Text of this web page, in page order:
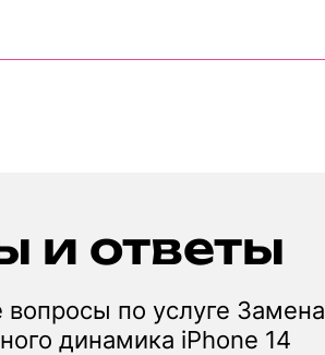
и ответы
по услуге Замена
динамика iPhone 14